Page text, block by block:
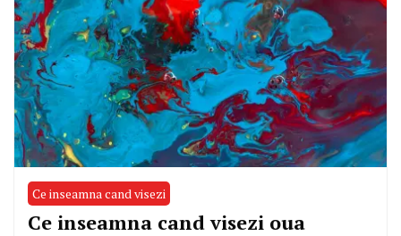
Ce inseamna cand visezi
Ce inseamna cand visezi oua